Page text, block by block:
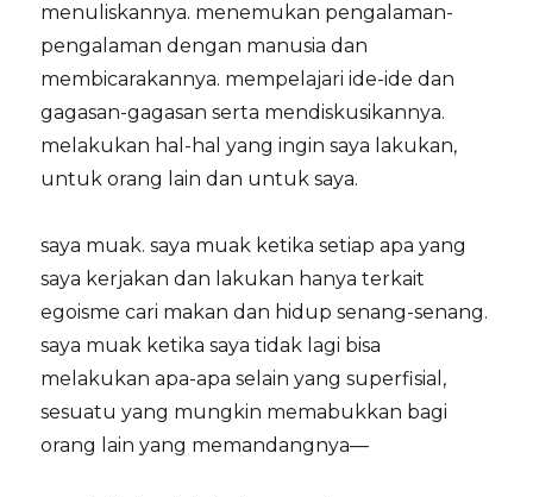
menuliskannya. menemukan pengalaman-
pengalaman dengan manusia dan
membicarakannya. mempelajari ide-ide dan
gagasan-gagasan serta mendiskusikannya.
melakukan hal-hal yang ingin saya lakukan,
untuk orang lain dan untuk saya.
saya muak. saya muak ketika setiap apa yang
saya kerjakan dan lakukan hanya terkait
egoisme cari makan dan hidup senang-senang.
saya muak ketika saya tidak lagi bisa
melakukan apa-apa selain yang superfisial,
sesuatu yang mungkin memabukkan bagi
orang lain yang memandangnya—